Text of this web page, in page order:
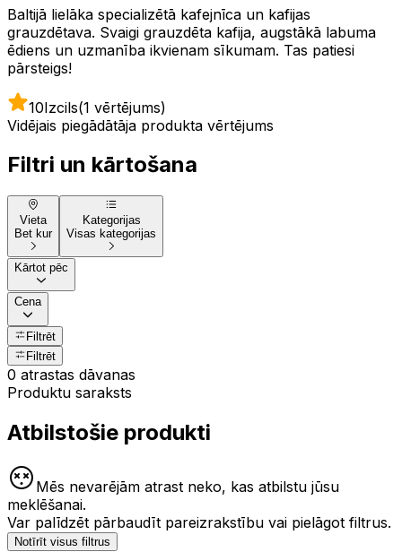
Baltijā lielāka specializētā kafejnīca un kafijas
grauzdētava. Svaigi grauzdēta kafija, augstākā labuma
ēdiens un uzmanība ikvienam sīkumam. Tas patiesi
pārsteigs!
10Izcils(1 vērtējums)
Vidējais piegādātāja produkta vērtējums
Filtri un kārtošana
Vieta
Bet kur
Kategorijas
Visas kategorijas
Kārtot pēc
Cena
Filtrēt
Filtrēt
0 atrastas dāvanas
Produktu saraksts
Atbilstošie produkti
Mēs nevarējām atrast neko, kas atbilstu jūsu
meklēšanai.
Var palīdzēt pārbaudīt pareizrakstību vai pielāgot filtrus.
Notīrīt visus filtrus